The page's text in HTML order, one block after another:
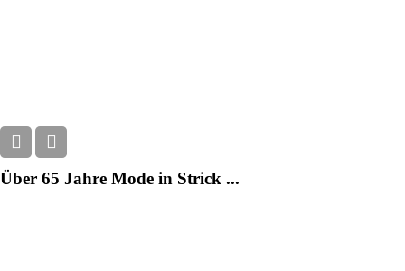
Über 65 Jahre Mode in Strick ...